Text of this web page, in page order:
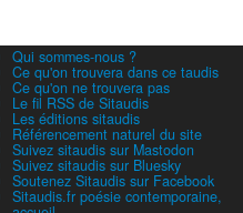
Qui sommes-nous ?
Ce qu'on trouvera dans ce taudis
Ce qu'on ne trouvera pas
Le fil RSS de Sitaudis
Les éditions sitaudis
Référencement naturel du site
Suivez sitaudis sur Mastodon
Suivez sitaudis sur Bluesky
Soutenez Sitaudis sur Facebook
Sitaudis.fr poésie contemporaine,